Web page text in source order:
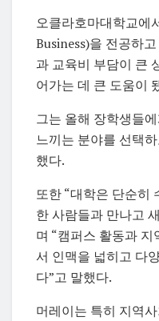
오클라호마대학교
Business)을 전공하
과 교육비 부담이 큰
어가는 데 큰 도움이
그는 올해 장학생들
느끼는 분야를 선택
했다.
또한 “대학은 단순히
한 사람들과 만나고
며 “캠퍼스 활동과
서 인맥을 넓히고 다
다”고 말했다.
머레이는 특히 지역